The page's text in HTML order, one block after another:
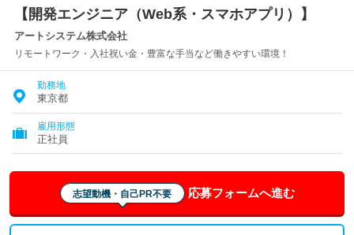
【開発エンジニア（Web系・スマホアプリ）】
アートシステム株式会社
リモートワーク・入社祝い金・豊富な手当など働きやすい環境！
勤務地
東京都
雇用形態
正社員
志望動機・自己PR不要 応募フォームへ進む